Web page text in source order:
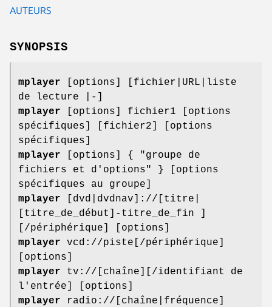
AUTEURS
SYNOPSIS
mplayer [options] [fichier|URL|liste
de lecture |-]
mplayer [options] fichier1 [options
spécifiques] [fichier2] [options
spécifiques]
mplayer [options] { "groupe de
fichiers et d'options" } [options
spécifiques au groupe]
mplayer [dvd|dvdnav]://[titre|
[titre_de_début]-titre_de_fin ]
[/périphérique] [options]
mplayer vcd://piste[/périphérique]
[options]
mplayer tv://[chaîne][/identifiant de
l'entrée] [options]
mplayer radio://[chaîne|fréquence]